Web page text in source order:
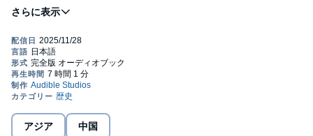
映画「キングダム」の中国史監修も務めた始皇帝研究の第一人者
が、「史記」や近年出土の史料をもとに、統一戦争の実像を解
李牧・龐煖（ほうけん）ら、秦に立ちはだかった英傑たちの史実
にも迫る。
本タイトルには付属資料・PDFが用意されています。ご購入後、
PCサイトのライブラリー、またはアプリ上の「目次」からご確認
©Tsuruma Kazuyuki Published in Japan by Asahi Shimbun
アジア 中国